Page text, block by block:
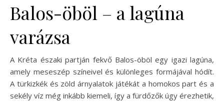
Balos-öböl – a lagúna
varázsa
A Kréta északi partján fekvő Balos-öböl egy igazi lagúna,
amely meseszép színeivel és különleges formájával hódít.
A türkizkék és zöld árnyalatok játékát a homokos part és a
sekély víz még inkább kiemeli, így a fürdőzők úgy érezhetik,